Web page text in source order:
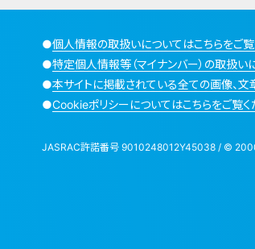
●個人情報の取扱いについてはこちらをご覧
●特定個人情報等（マイナンバー）の取扱い
●本サイトに掲載されている全ての画像、文
●Cookieポリシーについてはこちらをご覧く
JASRAC許諾番号 9010248012Y45038 / ©